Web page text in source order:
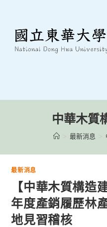
中華木質
最新消息
最新消息
【中華木質構造
年度產銷履歷林
地見習稽核